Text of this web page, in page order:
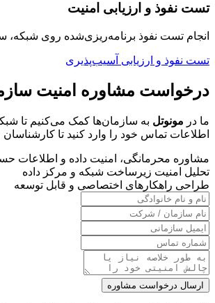
تست نفوذ و ارزیابی امنیت
انجام تست نفوذ برنامه‌ریزی‌شده روی
تست نفوذ و ارزیابی آسیب‌پذیری
درخواست مشاوره امنیت
ما در مونوتل به سازمان‌ها کمک می‌کنیم تا
اطلاعات تماس خود را وارد کنید تا کارشناسان
مشاوره محرمانگی، امنیت داده و اطلاعات
تحلیل امنیت زیرساخت شبکه و مرکز داده
طراحی راهکارهای اختصاصی و قابل توسعه
ارسال درخواست مشاوره